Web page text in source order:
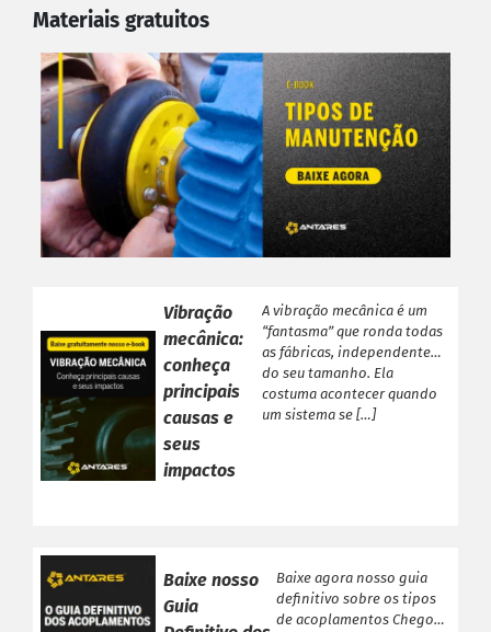
Materiais gratuitos
Vibração
mecânica:
conheça
principais
causas e
seus
impactos
A vibração mecânica é um
“fantasma” que ronda todas
as fábricas, independente
do seu tamanho. Ela
costuma acontecer quando
um sistema se […]
Baixe nosso
Guia
Baixe agora nosso guia
definitivo sobre os tipos
de acoplamentos Chegou